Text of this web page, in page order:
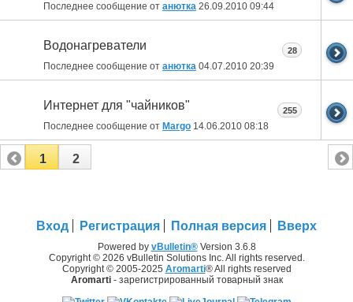
Последнее сообщение от анютка 26.09.2010 09:44
Водонагреватели
Последнее сообщение от анютка 04.07.2010 20:39
28
Интернет для "чайников"
Последнее сообщение от Margo 14.06.2010 08:18
255
1 2
Вход Регистрация Полная версия Вверх
Powered by vBulletin®Version 3.6.8
Copyright © 2026 vBulletin Solutions Inc. All rights reserved.
Copyright © 2005-2025 Aromarti® All rights reserved
Aromarti- зарегистрированный товарный знак